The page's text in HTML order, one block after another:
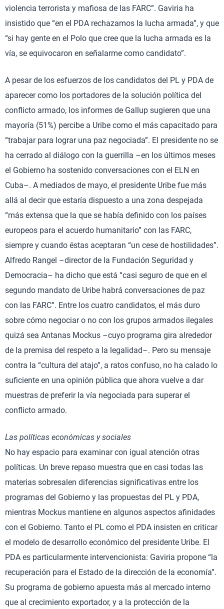
violencia terrorista y mafiosa de las FARC”. Gaviria ha
insistido que “en el PDA rechazamos la lucha armada”, y que
“si hay gente en el Polo que cree que la lucha armada es la
vía, se equivocaron en señalarme como candidato”.
A pesar de los esfuerzos de los candidatos del PL y PDA de
aparecer como los portadores de la solución política del
conflicto armado, los informes de Gallup sugieren que una
mayoría (51%) percibe a Uribe como el más capacitado para
“trabajar para lograr una paz negociada”. El presidente no se
ha cerrado al diálogo con la guerrilla –en los últimos meses
el Gobierno ha sostenido conversaciones con el ELN en
Cuba–. A mediados de mayo, el presidente Uribe fue más
allá al decir que estaría dispuesto a una zona despejada
“más extensa que la que se había definido con los países
europeos para el acuerdo humanitario” con las FARC,
siempre y cuando éstas aceptaran “un cese de hostilidades”.
Alfredo Rangel –director de la Fundación Seguridad y
Democracia– ha dicho que está “casi seguro de que en el
segundo mandato de Uribe habrá conversaciones de paz
con las FARC”. Entre los cuatro candidatos, el más duro
sobre cómo negociar o no con los grupos armados ilegales
quizá sea Antanas Mockus –cuyo programa gira alrededor
de la premisa del respeto a la legalidad–. Pero su mensaje
contra la “cultura del atajo”, a ratos confuso, no ha calado lo
suficiente en una opinión pública que ahora vuelve a dar
muestras de preferir la vía negociada para superar el
conflicto armado.
Las políticas económicas y sociales
No hay espacio para examinar con igual atención otras
políticas. Un breve repaso muestra que en casi todas las
materias sobresalen diferencias significativas entre los
programas del Gobierno y las propuestas del PL y PDA,
mientras Mockus mantiene en algunos aspectos afinidades
con el Gobierno. Tanto el PL como el PDA insisten en criticar
el modelo de desarrollo económico del presidente Uribe. El
PDA es particularmente intervencionista: Gaviria propone “la
recuperación para el Estado de la dirección de la economía”.
Su programa de gobierno apuesta más al mercado interno
que al crecimiento exportador, y a la protección de la